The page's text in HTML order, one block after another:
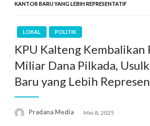
KANTOR BARU YANG LEBIH REPRESENTATIF
LOKAL POLITIK
KPU Kalteng Kembalikan
Miliar Dana Pilkada,
Baru yang Lebih
Pradana Media Mei 8, 2025